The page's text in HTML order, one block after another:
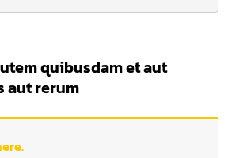
quibusdam et aut
aut rerum